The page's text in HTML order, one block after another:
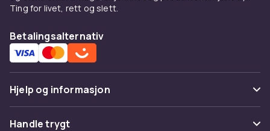
Ting for livet, rett og slett.
Betalingsalternativ
Hjelp og informasjon
Vanlige spørsmål
Handle trygt